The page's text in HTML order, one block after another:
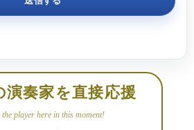
演奏家を直接応援
player here in this moment!